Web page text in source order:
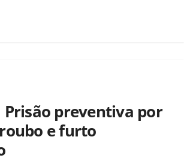
preventiva por
e furto